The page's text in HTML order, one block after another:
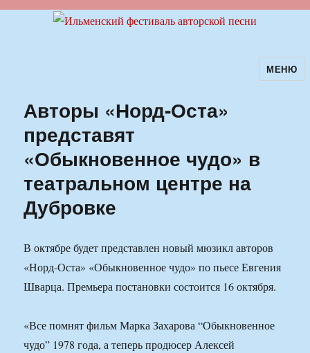
Ильменский фестиваль авторскойМЕНЮ
Авторы «Норд-Оста»
представят
«Обыкновенное чудо» в
театральном центре на
Дубровке
В октябре будет представлен новый мюзикл авторов
«Норд-Оста» «Обыкновенное чудо» по пьесе Евгения
Шварца. Премьера постановки состоится 16 октября.
«Все помнят фильм Марка Захарова “Обыкновенное
чудо” 1978 года, а теперь продюсер Алексей